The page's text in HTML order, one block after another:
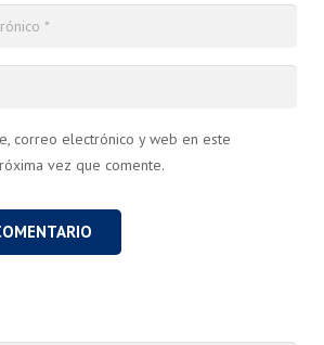
correo electrónico y web en este
vez que comente.